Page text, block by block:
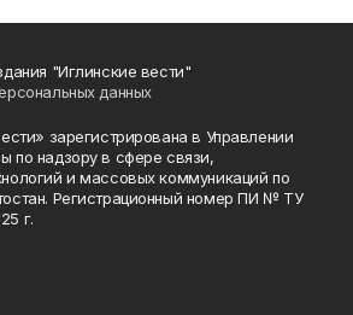
"Иглинские вести"
данных
зарегистрирована в Управлении
по надзору в сфере связи,
и массовых коммуникаций по
Регистрационный номер ПИ № ТУ
г.